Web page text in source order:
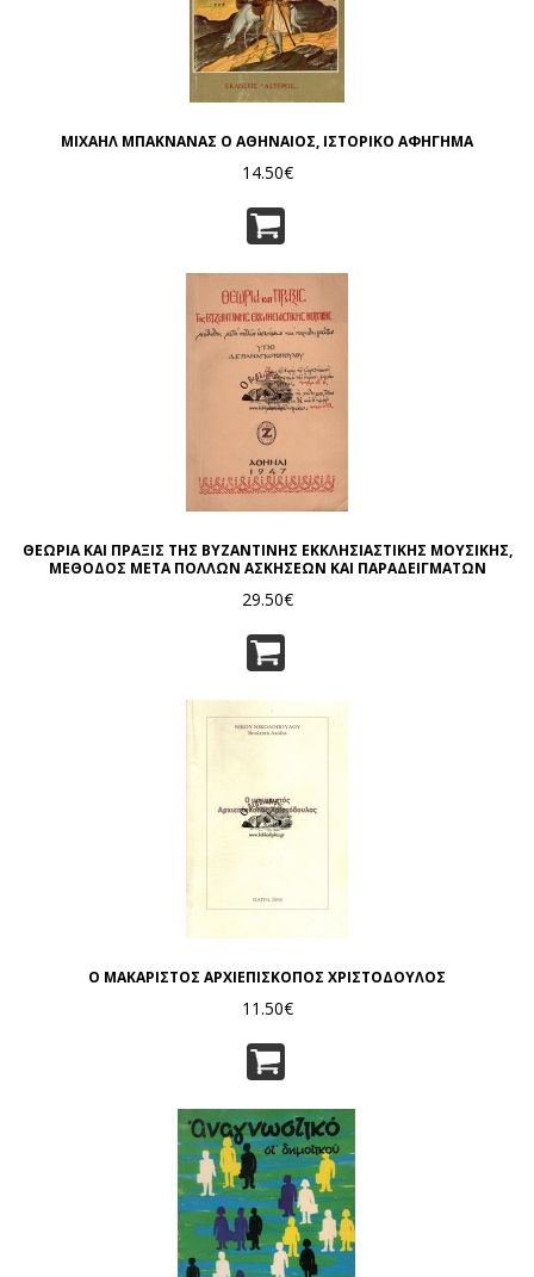
ΜΙΧΑΗΛ ΜΠΑΚΝΑΝΑΣ Ο ΑΘΗΝΑΙΟΣ, ΙΣΤΟΡΙΚΟ ΑΦΗΓΗΜΑ
14.50€
ΘΕΩΡΙΑ ΚΑΙ ΠΡΑΞΙΣ ΤΗΣ ΒΥΖΑΝΤΙΝΗΣ ΕΚΚΛΗΣΙΑΣΤΙΚΗΣ ΜΟΥΣΙΚΗΣ,
ΜΕΘΟΔΟΣ ΜΕΤΑ ΠΟΛΛΩΝ ΑΣΚΗΣΕΩΝ ΚΑΙ ΠΑΡΑΔΕΙΓΜΑΤΩΝ
29.50€
Ο ΜΑΚΑΡΙΣΤΟΣ ΑΡΧΙΕΠΙΣΚΟΠΟΣ ΧΡΙΣΤΟΔΟΥΛΟΣ
11.50€